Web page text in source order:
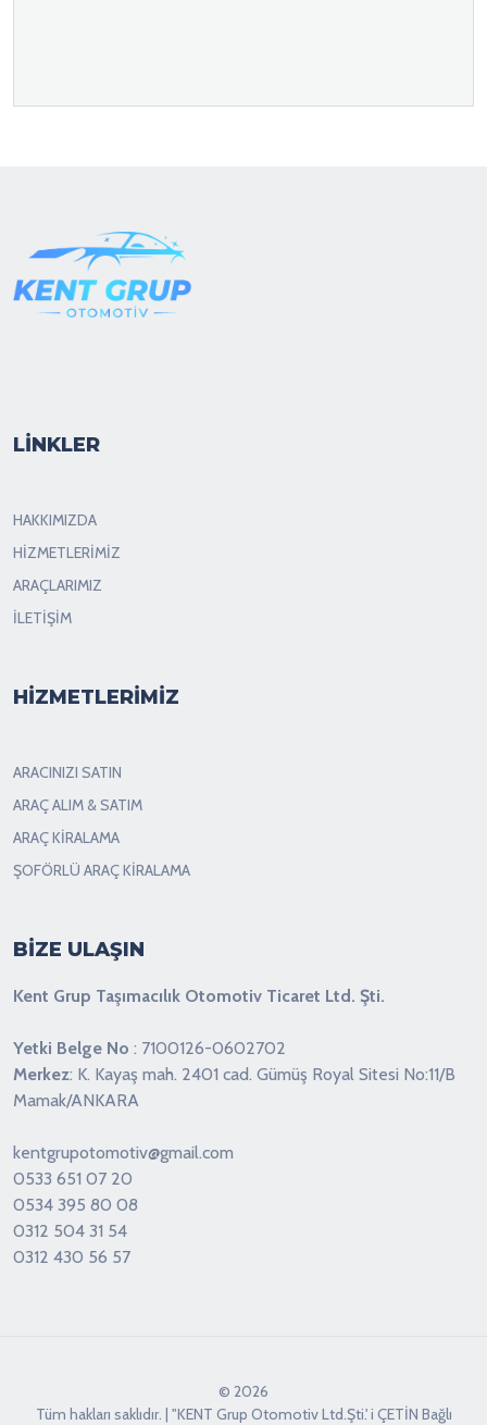
LİNKLER
HAKKIMIZDA
HİZMETLERİMİZ
ARAÇLARIMIZ
İLETİŞİM
HİZMETLERİMİZ
ARACINIZI SATIN
ARAÇ ALIM & SATIM
ARAÇ KİRALAMA
ŞOFÖRLÜ ARAÇ KİRALAMA
BİZE ULAŞIN
Kent Grup Taşımacılık Otomotiv Ticaret Ltd. Şti.
Yetki Belge No : 7100126-0602702
Merkez: K. Kayaş mah. 2401 cad. Gümüş Royal Sitesi No:11/B
Mamak/ANKARA
kentgrupotomotiv@gmail.com
0533 651 07 20
0534 395 80 08
0312 504 31 54
0312 430 56 57
© 2026
Tüm hakları saklıdır. | "KENT Grup Otomotiv Ltd.Şti.' i ÇETİN Bağlı